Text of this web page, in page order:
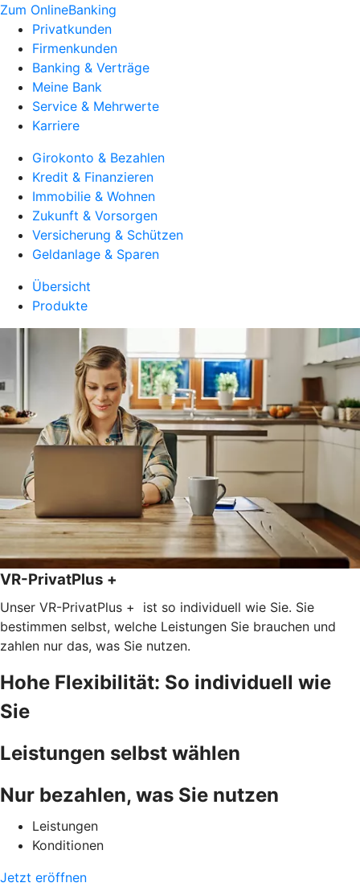
Zum OnlineBanking
Privatkunden
Firmenkunden
Banking & Verträge
Meine Bank
Service & Mehrwerte
Karriere
Girokonto & Bezahlen
Kredit & Finanzieren
Immobilie & Wohnen
Zukunft & Vorsorgen
Versicherung & Schützen
Geldanlage & Sparen
Übersicht
Produkte
VR-PrivatPlus +
Unser VR-PrivatPlus + ist so individuell wie Sie. Sie
bestimmen selbst, welche Leistungen Sie brauchen und
zahlen nur das, was Sie nutzen.
Hohe Flexibilität: So individuell wie
Sie
Leistungen selbst wählen
Nur bezahlen, was Sie nutzen
Leistungen
Konditionen
Jetzt eröffnen